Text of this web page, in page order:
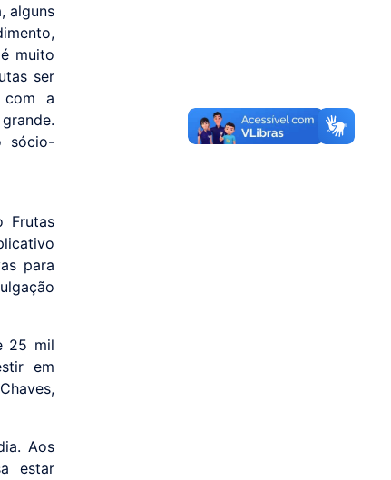
alguns
muito
ser
com a
sócio-
Frutas
para
25 mil
em
Aos
estar